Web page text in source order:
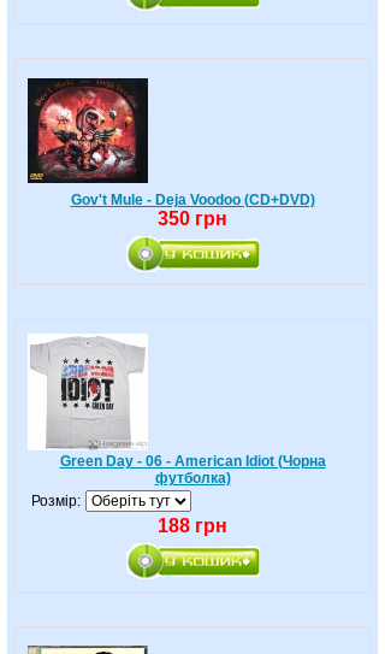
Gov't Mule - Deja Voodoo (CD+DVD)
350 грн
Green Day - 06 - American Idiot (Чорна
футболка)
Розмір:
188 грн